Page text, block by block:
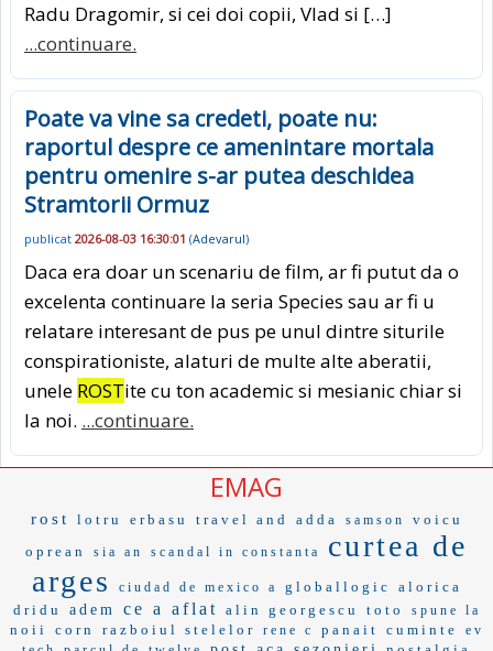
Radu Dragomir, si cei doi copii, Vlad si […]
...continuare.
Poate va vine sa credeti, poate nu:
raportul despre ce amenintare mortala
pentru omenire s-ar putea deschidea
Stramtorii Ormuz
publicat 2026-08-03 16:30:01 (Adevarul)
Daca era doar un scenariu de film, ar fi putut da o
excelenta continuare la seria Species sau ar fi u
relatare interesant de pus pe unul dintre siturile
conspirationiste, alaturi de multe alte aberatii,
unele ROSTite cu ton academic si mesianic chiar si
la noi. ...continuare.
EMAG
rost lotru erbasu travel and adda samson
voicu
oprean
sia an scandal in constanta
curtea de
arges
ciudad de mexico a globallogic
alorica
dridu
adem ce a aflat alin georgescu toto spune la
noii corn razboiul stelelor rene c panait cuminte
ev